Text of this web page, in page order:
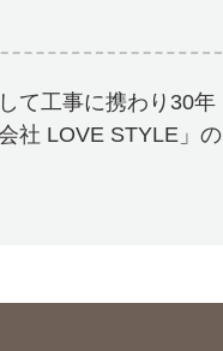
て工事に携わり30年
社 LOVE STYLE」の